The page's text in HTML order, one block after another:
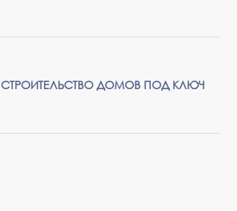
СТРОИТЕЛЬСТВО ДОМОВ ПОД КЛЮЧ